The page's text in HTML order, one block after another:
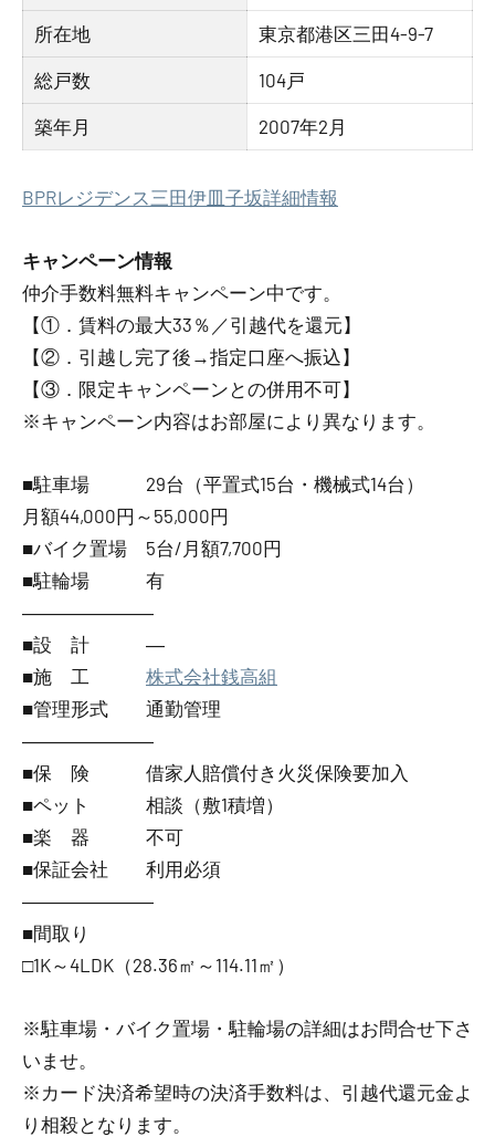
所在地 東京都港区三田4-9-7
総戸数 104戸
築年月 2007年2月
BPRレジデンス三田伊皿子坂詳細情報
キャンペーン情報
仲介手数料無料キャンペーン中です。
【①．賃料の最大33％／引越代を還元】
【②．引越し完了後→指定口座へ振込】
【③．限定キャンペーンとの併用不可】
※キャンペーン内容はお部屋により異なります。
■駐車場 29台（平置式15台・機械式14台）
月額44,000円～55,000円
■バイク置場 5台/月額7,700円
■駐輪場 有
―――――――
■設 計 ―
■施 工 株式会社銭高組
■管理形式 通勤管理
―――――――
■保 険 借家人賠償付き火災保険要加入
■ペット 相談（敷1積増）
■楽 器 不可
■保証会社 利用必須
―――――――
■間取り
□1K～4LDK（28.36㎡～114.11㎡）
※駐車場・バイク置場・駐輪場の詳細はお問合せ下さ
いませ。
※カード決済希望時の決済手数料は、引越代還元金よ
り相殺となります。